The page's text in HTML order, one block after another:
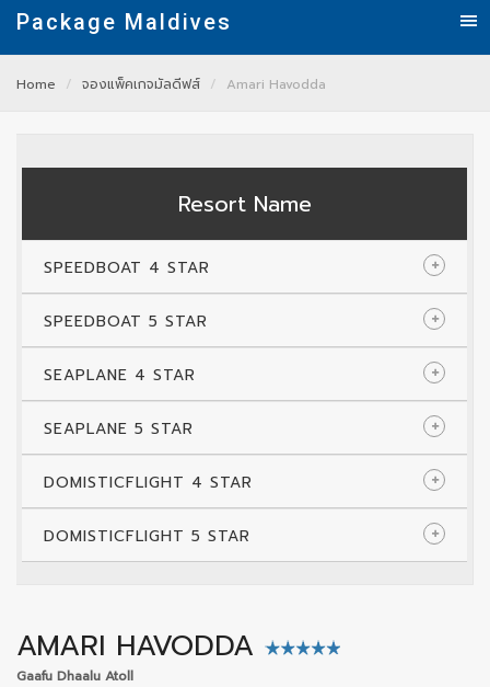
Package Maldives
Home จองแพ็คเกจมัลดีฟส์ Amari Havodda
Resort Name
SPEEDBOAT 4 STAR
SPEEDBOAT 5 STAR
SEAPLANE 4 STAR
SEAPLANE 5 STAR
DOMISTICFLIGHT 4 STAR
DOMISTICFLIGHT 5 STAR
AMARI HAVODDA
Gaafu Dhaalu Atoll